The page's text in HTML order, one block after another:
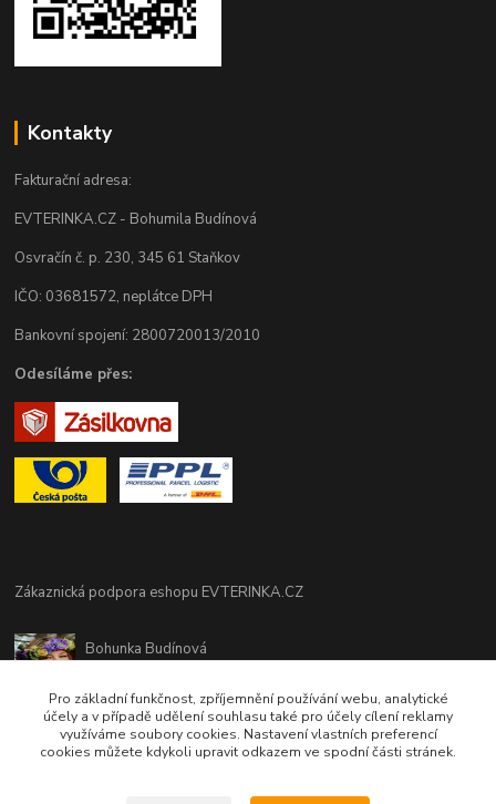
Kontakty
Fakturační adresa:
EVTERINKA.CZ - Bohumila Budínová
Osvračín č. p. 230, 345 61 Staňkov
IČO: 03681572, neplátce DPH
Bankovní spojení: 2800720013/2010
Odesíláme přes:
Zákaznická podpora eshopu EVTERINKA.CZ
Bohunka Budínová
(Po-Pá - 9:00-17:00hod, So 8:00-12:00hod)
obchod@evterinka.cz
Pro základní funkčnost, zpříjemnění používání webu, analytické
účely a v případě udělení souhlasu také pro účely cílení reklamy
využíváme soubory cookies. Nastavení vlastních preferencí
cookies můžete kdykoli upravit odkazem ve spodní části stránek.